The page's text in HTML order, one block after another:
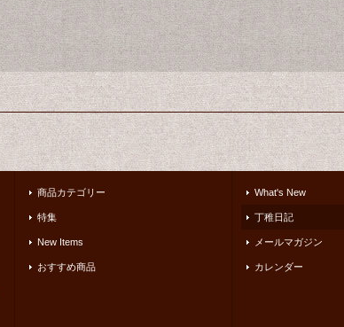
商品カテゴリー
特集
New Items
おすすめ商品
What's New
丁稚日記
メールマガジン
カレンダー